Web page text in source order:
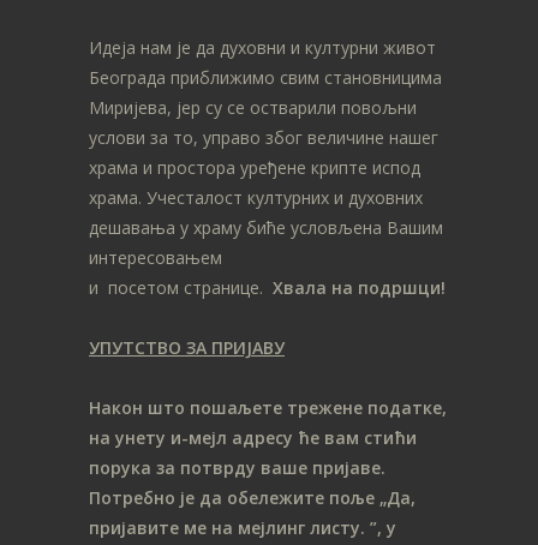
Идеја нам је да духовни и културни живот
Београда приближимо свим становницима
Миријева, јер су се остварили повољни
услови за то, управо због величине нашег
храма и простора уређене крипте испод
храма. Учесталост културних и духовних
дешавања у храму биће условљена Вашим
интересовањем
и посетом странице. Хвала на подршци!
УПУТСТВО ЗА ПРИЈАВУ
Након што пошаљете трежене податке,
на унету и-мејл адресу ће вам стићи
порука за потврду ваше пријаве.
Потребно је да обележите поље „Да,
пријавите ме на мeјлинг листу. ”, у